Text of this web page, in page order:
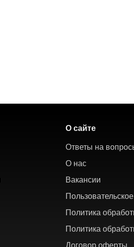
О сайте
Ответы на
О нас
Вакансии
Политика
Политика